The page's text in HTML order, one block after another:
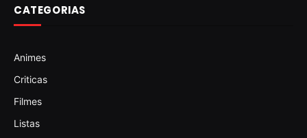
CATEGORIAS
Animes
Criticas
Filmes
Listas